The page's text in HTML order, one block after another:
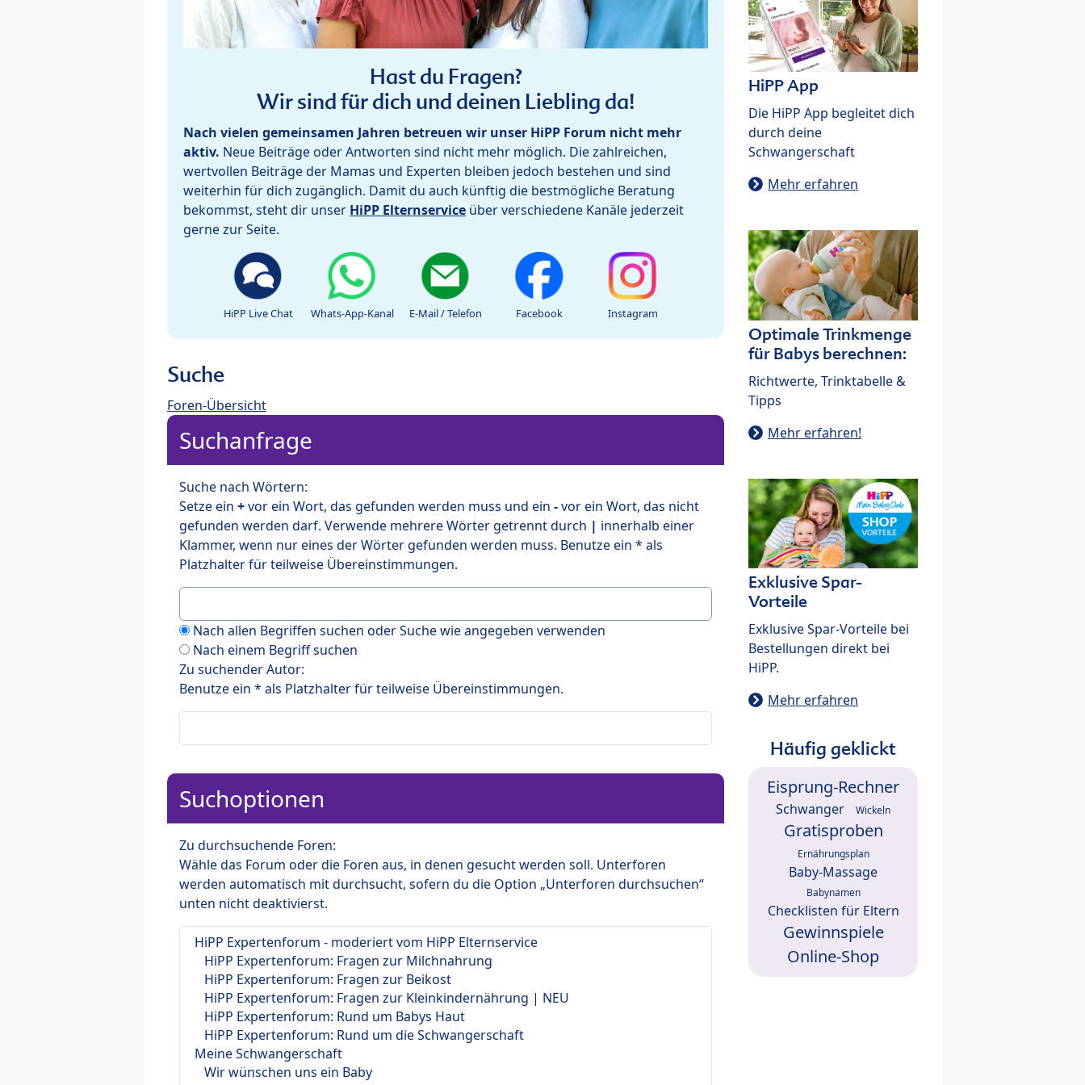
Hast du Fragen?
Wir sind für dich und deinen Liebling da!
Nach vielen gemeinsamen Jahren betreuen wir unser HiPP Forum nicht mehr
aktiv. Neue Beiträge oder Antworten sind nicht mehr möglich. Die zahlreichen,
wertvollen Beiträge der Mamas und Experten bleiben jedoch bestehen und sind
weiterhin für dich zugänglich. Damit du auch künftig die bestmögliche Beratung
bekommst, steht dir unser HiPP Elternservice über verschiedene Kanäle jederzeit
gerne zur Seite.
HiPP Live Chat Whats-App-Kanal E-Mail / Telefon Facebook Instagram
Suche
Foren-Übersicht
Suchanfrage
Suche nach Wörtern:
Setze ein +vor ein Wort, das gefunden werden muss und ein -vor ein Wort, das nicht
gefunden werden darf. Verwende mehrere Wörter getrennt durch | innerhalb einer
Klammer, wenn nur eines der Wörter gefunden werden muss. Benutze ein * als
Platzhalter für teilweise Übereinstimmungen.
Nach allen Begriffen suchen oder Suche wie angegeben verwenden
Nach einem Begriff suchen
Zu suchender Autor:
Benutze ein * als Platzhalter für teilweise Übereinstimmungen.
Suchoptionen
Zu durchsuchende Foren:
Wähle das Forum oder die Foren aus, in denen gesucht werden soll. Unterforen
werden automatisch mit durchsucht, sofern du die Option „Unterforen durchsuchen“
unten nicht deaktivierst.
HiPP App
Die HiPP App begleitet dich
durch deine
Schwangerschaft
Mehr erfahren
Optimale Trinkmenge
für Babys berechnen:
Richtwerte, Trinktabelle &
Tipps
Mehr erfahren!
Exklusive Spar-
Vorteile
Exklusive Spar-Vorteile bei
Bestellungen direkt bei
HiPP.
Mehr erfahren
Häufig geklickt
Eisprung-Rechner
Schwanger Wickeln
Gratisproben
Ernährungsplan
Baby-Massage
Babynamen
Checklisten für Eltern
Gewinnspiele
Online-Shop